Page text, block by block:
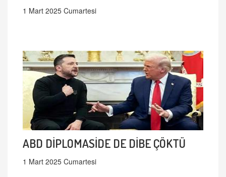
1 Mart 2025 Cumartesi
ABD DİPLOMASİDE DE DİBE ÇÖKTÜ
1 Mart 2025 Cumartesi